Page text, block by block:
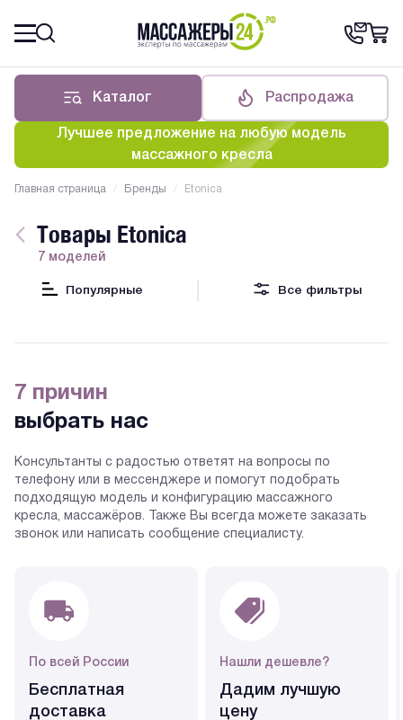
Каталог Распродажа
Лучшее предложение на любую модель
массажного кресла
Главная страница / Бренды / Etonica
Товары Etonica
7 моделей
Популярные Все фильтры
7 причин
выбрать нас
Консультанты с радостью ответят на вопросы по
телефону или в мессенджере и помогут подобрать
подходящую модель и конфигурацию массажного
кресла, массажёров. Также Вы всегда можете заказать
звонок или написать сообщение специалисту.
По всей России
Бесплатная
доставка
Нашли дешевле?
Дадим лучшую
цену